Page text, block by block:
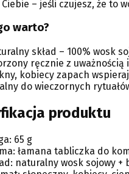
Ciebie – jeśli czujesz, że to
warto?
skład – 100% wosk
ręcznie z uważnością
kobiecy zapach
do wieczornych
produktu
65 g
łamana tabliczka do
naturalny wosk sojowy